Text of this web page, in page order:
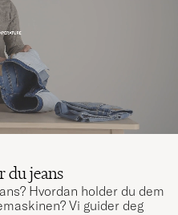
du jeans
Hvordan holder du dem
Vi guider deg